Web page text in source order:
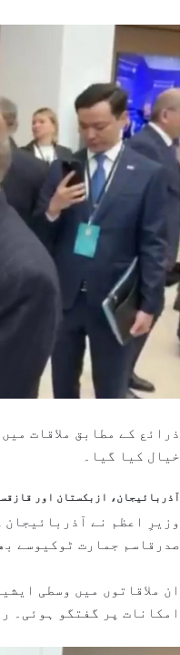
ذرائع کے مطابق ملاقات
خیال کیا گیا۔
آذربائیجان، ازبکستان اور
وزیرِ اعظم نے
صدرقاسم جمارت ٹوکیوسے
ان ملاقاتوں میں وسطی
امکانات پر گفتگو ہوئی۔